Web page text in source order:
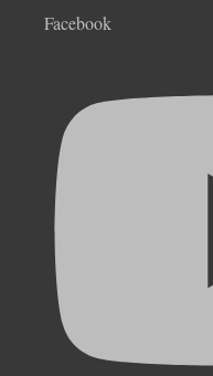
Facebook